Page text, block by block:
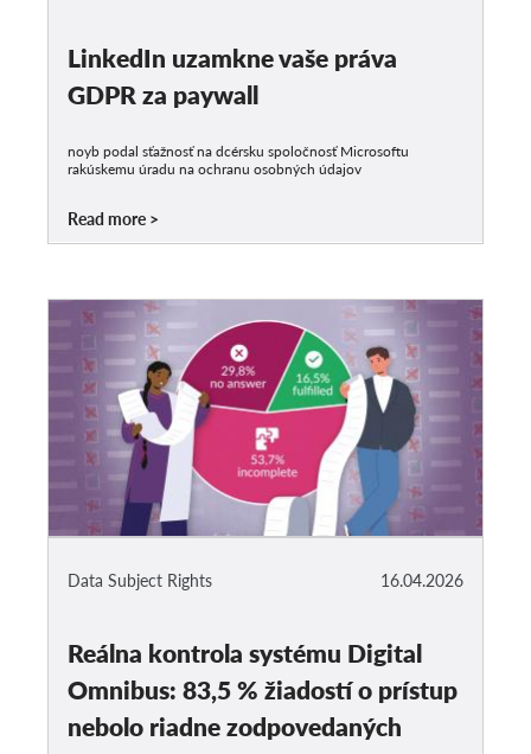
LinkedIn uzamkne vaše práva
GDPR za paywall
noyb podal sťažnosť na dcérsku spoločnosť Microsoftu
rakúskemu úradu na ochranu osobných údajov
Read more
16.04.2026
Data Subject Rights
Reálna kontrola systému Digital
Omnibus: 83,5 % žiadostí o prístup
nebolo riadne zodpovedaných